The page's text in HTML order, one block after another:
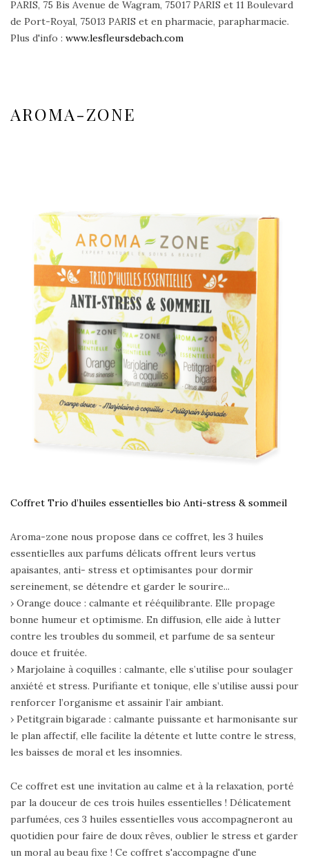
PARIS, 75 Bis Avenue de Wagram, 75017 PARIS et 11 Boulevard
de Port-Royal, 75013 PARIS et en pharmacie, parapharmacie.
Plus d'info : www.lesfleursdebach.com
AROMA-ZONE
Coffret Trio d’huiles essentielles bio Anti-stress & sommeil
Aroma-zone nous propose dans ce coffret, les 3 huiles
essentielles aux parfums délicats offrent leurs vertus
apaisantes, anti- stress et optimisantes pour dormir
sereinement, se détendre et garder le sourire...
› Orange douce : calmante et rééquilibrante. Elle propage
bonne humeur et optimisme. En diffusion, elle aide à lutter
contre les troubles du sommeil, et parfume de sa senteur
douce et fruitée.
› Marjolaine à coquilles : calmante, elle s’utilise pour soulager
anxiété et stress. Purifiante et tonique, elle s’utilise aussi pour
renforcer l’organisme et assainir l’air ambiant.
› Petitgrain bigarade : calmante puissante et harmonisante sur
le plan affectif, elle facilite la détente et lutte contre le stress,
les baisses de moral et les insomnies.
Ce coffret est une invitation au calme et à la relaxation, porté
par la douceur de ces trois huiles essentielles ! Délicatement
parfumées, ces 3 huiles essentielles vous accompagneront au
quotidien pour faire de doux rêves, oublier le stress et garder
un moral au beau fixe ! Ce coffret s'accompagne d'une